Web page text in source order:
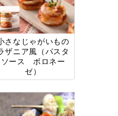
さなじゃがいもの
ザニア風（パスタ
ソース ボロネー
ゼ）